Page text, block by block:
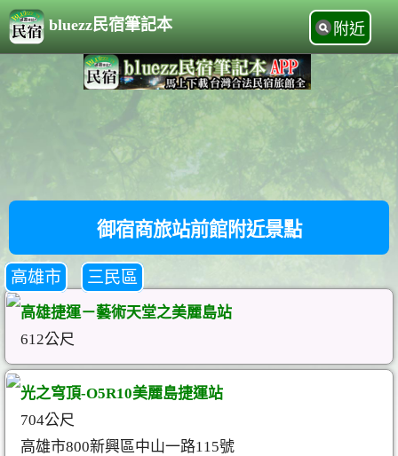
bluezz民宿筆記本 附近
御宿商旅站前館附近景點
高雄市 三民區
高雄捷運－藝術天堂之美麗島站
612公尺
光之穹頂-O5R10美麗島捷運站
704公尺
高雄市800新興區中山一路115號